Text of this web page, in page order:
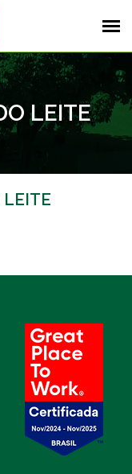
LEITE
LEITE